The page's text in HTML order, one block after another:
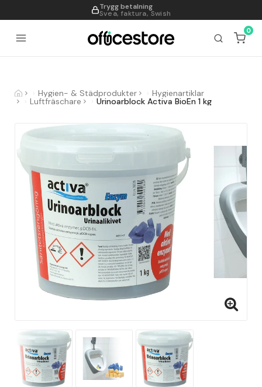
Trygg betalning
Svea, faktura, Swish
995
0
Hygien- & Städprodukter Hygienartiklar
Luftfräschare Urinoarblock Activa BioEn 1 kg